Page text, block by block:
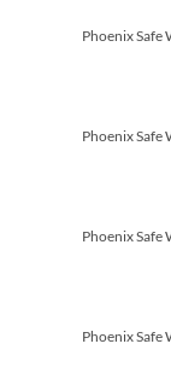
Phoenix
Phoenix Safe
Phoenix Safe
Phoenix